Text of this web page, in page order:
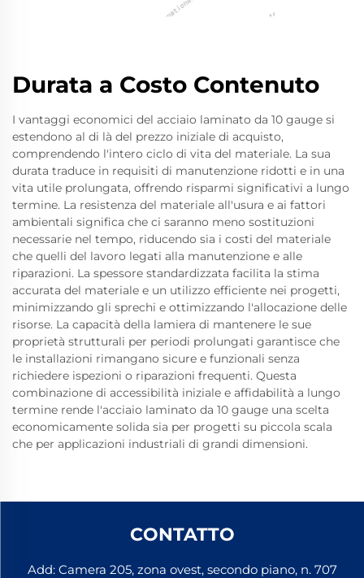
Durata a Costo Contenuto
I vantaggi economici del acciaio laminato da 10 gauge si
estendono al di là del prezzo iniziale di acquisto,
comprendendo l'intero ciclo di vita del materiale. La sua
durata traduce in requisiti di manutenzione ridotti e in una
vita utile prolungata, offrendo risparmi significativi a lungo
termine. La resistenza del materiale all'usura e ai fattori
ambientali significa che ci saranno meno sostituzioni
necessarie nel tempo, riducendo sia i costi del materiale
che quelli del lavoro legati alla manutenzione e alle
riparazioni. La spessore standardizzata facilita la stima
accurata del materiale e un utilizzo efficiente nei progetti,
minimizzando gli sprechi e ottimizzando l'allocazione delle
risorse. La capacità della lamiera di mantenere le sue
proprietà strutturali per periodi prolungati garantisce che
le installazioni rimangano sicure e funzionali senza
richiedere ispezioni o riparazioni frequenti. Questa
combinazione di accessibilità iniziale e affidabilità a lungo
termine rende l'acciaio laminato da 10 gauge una scelta
economicamente solida sia per progetti su piccola scala
che per applicazioni industriali di grandi dimensioni.
CONTATTO
Add: Camera 205, zona ovest, secondo piano, n. 707